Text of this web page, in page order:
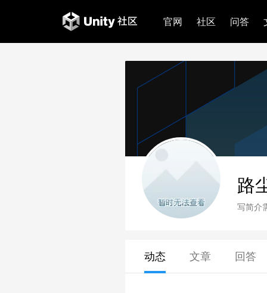
官网 社区 问答
路
写简介
动态 文章 回答